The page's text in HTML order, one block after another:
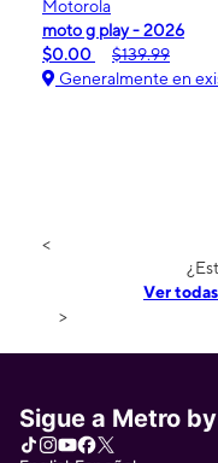
Motorola
moto g play - 2026
$0.00
$139.99
Generalmente en
<
Ver
>